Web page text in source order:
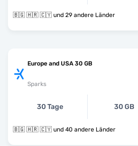
🇧🇬 🇭🇷 🇨🇾 und 29 andere Länder
Europe and USA 30 GB
Sparks
30 Tage 30 GB
🇧🇬 🇭🇷 🇨🇾 und 40 andere Länder